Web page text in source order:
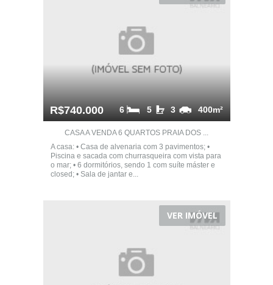
R$740.000 400m²
3
5
6
CASA A VENDA 6 QUARTOS PRAIA DOS ...
A casa: • Casa de alvenaria com 3 pavimentos; •
Piscina e sacada com churrasqueira com vista para
o mar; • 6 dormitórios, sendo 1 com suíte máster e
closed; • Sala de jantar e...
VER IMÓVEL